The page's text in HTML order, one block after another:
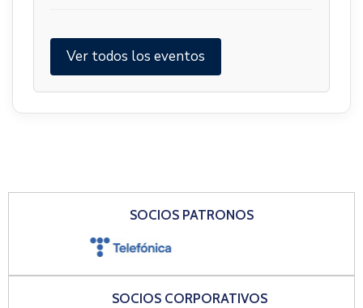
Ver todos los eventos
SOCIOS PATRONOS
SOCIOS CORPORATIVOS